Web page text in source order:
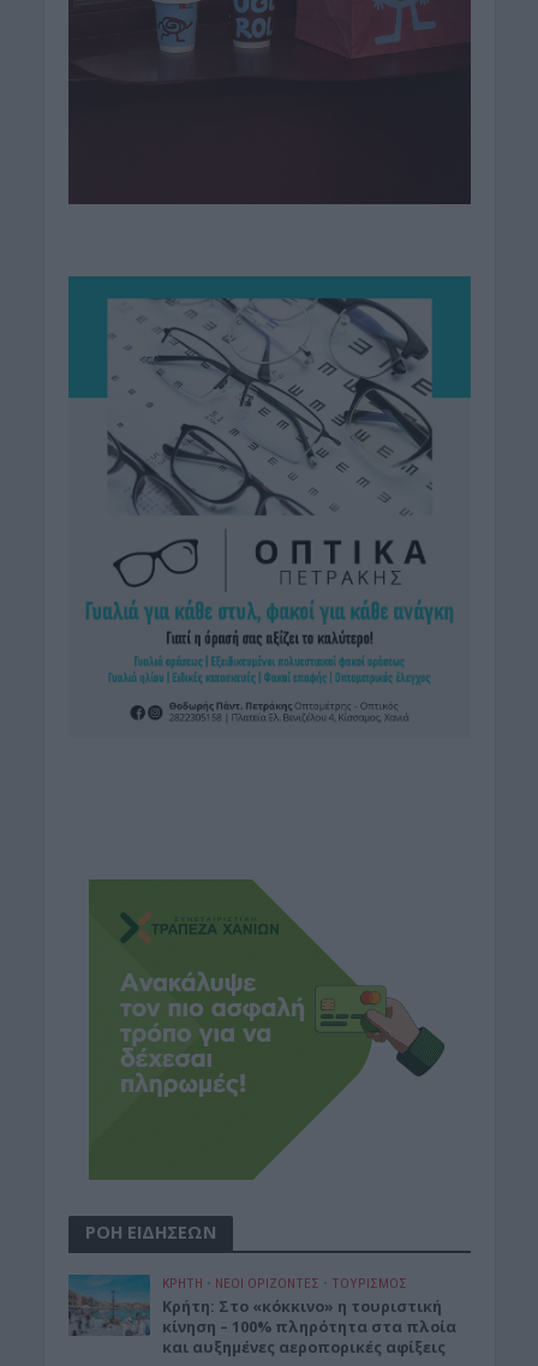
ΡΟΗ ΕΙΔΗΣΕΩΝ
ΚΡΗΤΗ • ΝΕΟΙ ΟΡΙΖΟΝΤΕΣ • ΤΟΥΡΙΣΜΟΣ
Κρήτη: Στο «κόκκινο» η τουριστική
κίνηση – 100% πληρότητα στα πλοία
και αυξημένες αεροπορικές αφίξεις